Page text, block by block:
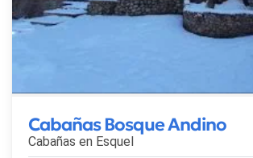
Cabañas Bosque Andino
Cabañas en Esquel